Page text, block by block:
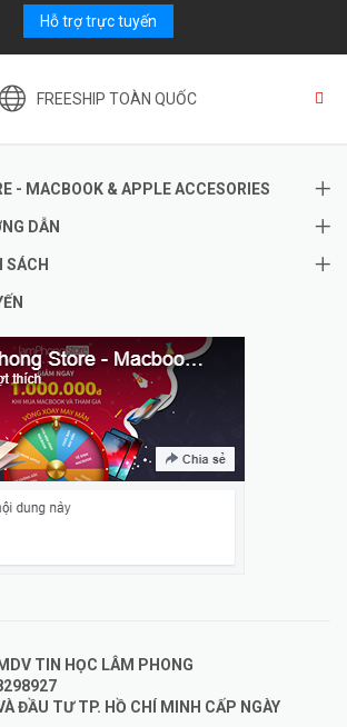
Hỗ trợ trực tuyến
FREESHIP TOÀN QUỐC
- MACBOOK & APPLE ACCESORIES
DẪN
SÁCH
TIN HỌC LÂM PHONG
ĐẦU TƯ TP. HỒ CHÍ MINH CẤP NGÀY